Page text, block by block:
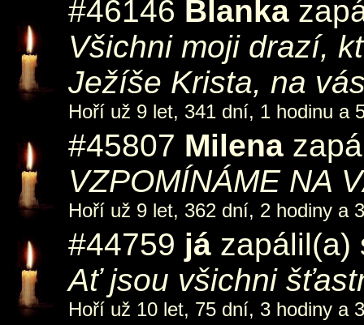
#46146 Blanka
Všichni moji drazí,
Ježíše Krista, na
Hoří už 9 let, 341 dní, 1 hodinu a
#45807 Milena
VZPOMÍNÁME NA
Hoří už 9 let, 362 dní, 2 hodiny a
#44759 já
Ať jsou všichni
Hoří už 10 let, 75 dní, 3 hodiny a